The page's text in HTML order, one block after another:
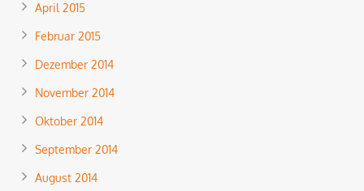
April 2015
Februar 2015
Dezember 2014
November 2014
Oktober 2014
September 2014
August 2014